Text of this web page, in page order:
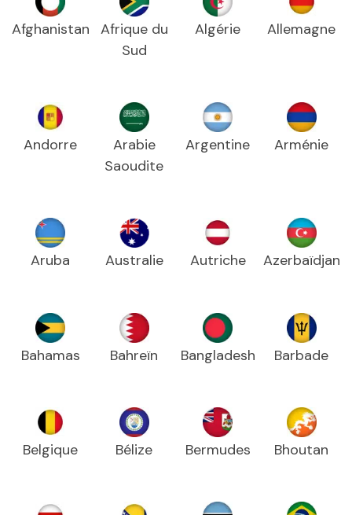
Afghanistan
Afrique du
Sud
Algérie Allemagne
Andorre
Arabie
Saoudite
Argentine Arménie
Aruba Australie Autriche Azerbaïdjan
Bahamas Bahreïn Bangladesh Barbade
Belgique Bélize Bermudes Bhoutan